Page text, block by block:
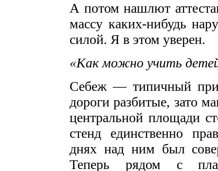
А потом нашлют
массу каких-нибудь
силой. Я в этом уверен.
«Как можно учить
Себеж — типичный
дороги разбитые, зато
центральной площади
стенд единственно
днях над ним был
Теперь рядом с